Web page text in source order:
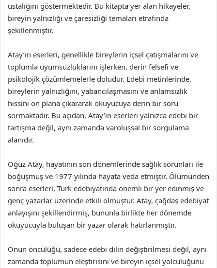
ustalığını göstermektedir. Bu kitapta yer alan hikayeler,
bireyin yalnızlığı ve çaresizliği temaları etrafında
şekillenmiştir.
Atay’ın eserleri, genellikle bireylerin içsel çatışmalarını ve
toplumla uyumsuzluklarını işlerken, derin felsefi ve
psikolojik çözümlemelerle doludur. Edebi metinlerinde,
bireylerin yalnızlığını, yabancılaşmasını ve anlamsızlık
hissini ön plana çıkararak okuyucuya derin bir soru
sormaktadır. Bu açıdan, Atay’ın eserleri yalnızca edebi bir
tartışma değil, aynı zamanda varoluşsal bir sorgulama
alanıdır.
Oğuz Atay, hayatının son dönemlerinde sağlık sorunları ile
boğuşmuş ve 1977 yılında hayata veda etmiştir. Ölümünden
sonra eserleri, Türk edebiyatında önemli bir yer edinmiş ve
genç yazarlar üzerinde etkili olmuştur. Atay, çağdaş edebiyat
anlayışını şekillendirmiş, bununla birlikte her dönemde
okuyucuyla buluşan bir yazar olarak hatırlanmıştır.
Onun öncülüğü, sadece edebi dilin değiştirilmesi değil, aynı
zamanda toplumun eleştirisini ve bireyin içsel yolculuğunu